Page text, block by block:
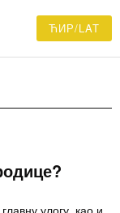
ЋИР/LAT
улогу, као и